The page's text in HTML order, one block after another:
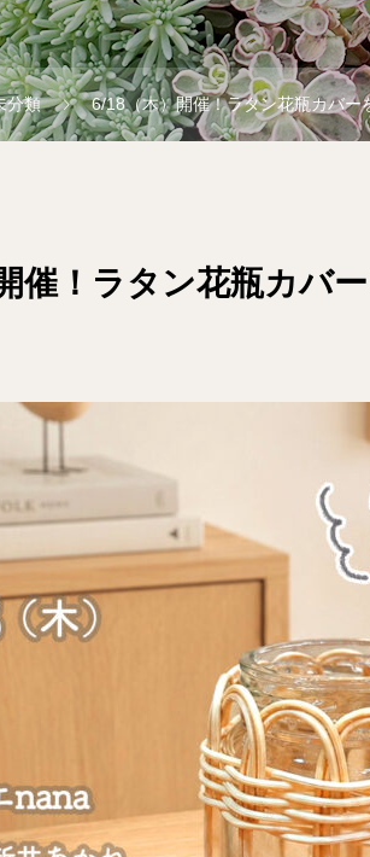
分類 6/18（木）開催！ラタン花瓶カバー
催！ラタン花瓶カバ